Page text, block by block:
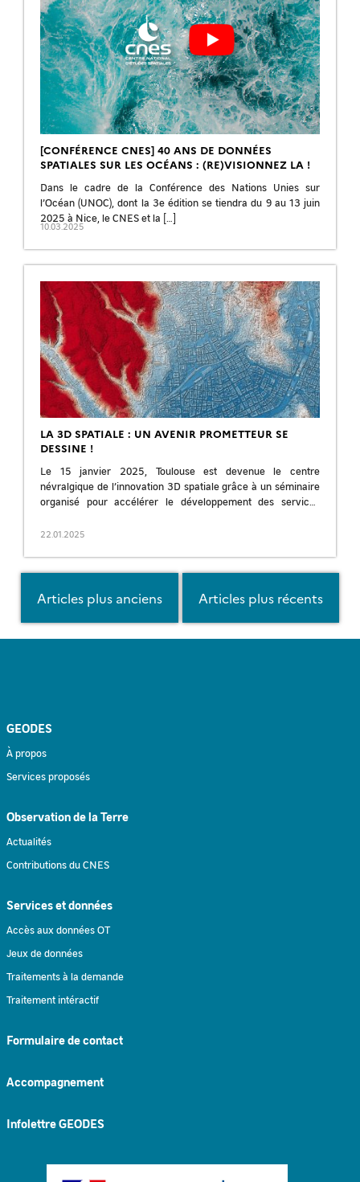
[CONFÉRENCE CNES] 40 ANS DE DONNÉES
SPATIALES SUR LES OCÉANS : (RE)VISIONNEZ LA !
Dans le cadre de la Conférence des Nations Unies sur
l’Océan (UNOC), dont la 3e édition se tiendra du 9 au 13 juin
2025 à Nice, le CNES et la […]
10.03.2025
LA 3D SPATIALE : UN AVENIR PROMETTEUR SE
DESSINE !
Le 15 janvier 2025, Toulouse est devenue le centre
névralgique de l’innovation 3D spatiale grâce à un séminaire
organisé pour accélérer le développement des services
22.01.2025
Articles plus anciens Articles plus récents
GEODES
À propos
Services proposés
Observation de la Terre
Actualités
Contributions du CNES
Services et données
Accès aux données OT
Jeux de données
Traitements à la demande
Traitement intéractif
Formulaire de contact
Accompagnement
Infolettre GEODES